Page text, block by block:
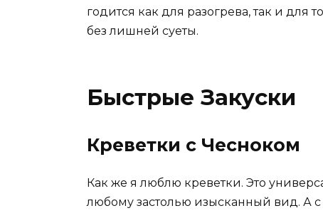
годится как для разогрева, так и для
без лишней суеты.
Быстрые Закуски
Креветки с Чесноком
Как же я люблю креветки. Это
любому застолью изысканный вид. А